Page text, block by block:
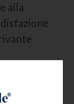
alla
può
e/o beni